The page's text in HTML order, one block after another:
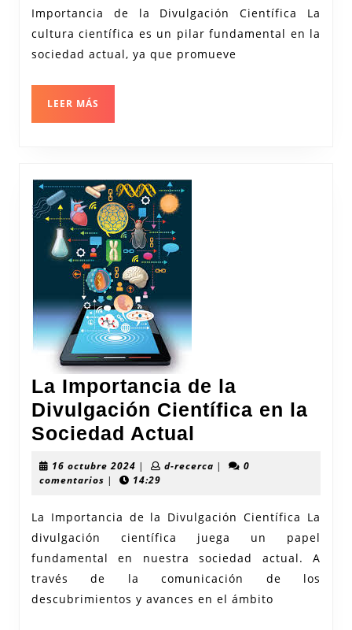
Importancia
de
la
Importancia de la Divulgación Científica La
cultura científica es un pilar fundamental en la
sociedad actual, ya que promueve
LEER MÁS
La Importancia de la
Divulgación Científica en la
Sociedad Actual
Importancia
Divulgación
Científica
en
la
16 octubre 2024 16
octubre
| d-recercad-|
0
comentarios | 14:29
La Importancia de la Divulgación Científica La
divulgación científica juega un papel
fundamental en nuestra sociedad actual. A
través de la comunicación de los
descubrimientos y avances en el ámbito